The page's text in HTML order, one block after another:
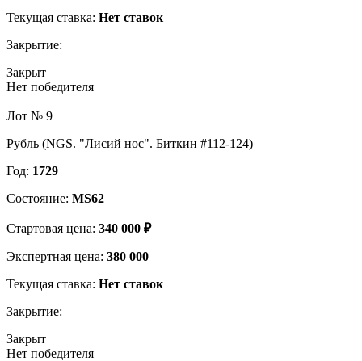
Текущая ставка: Нет ставок
Закрытие:
Закрыт
Нет победителя
Лот № 9
Рубль (NGS. "Лисий нос". Биткин #112-124)
Год: 1729
Состояние: MS62
Стартовая цена: 340 000 ₽
Экспертная цена: 380 000
Текущая ставка: Нет ставок
Закрытие:
Закрыт
Нет победителя